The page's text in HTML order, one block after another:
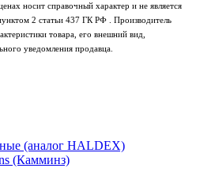
носит справочный характер и не является
2 статьи 437 ГК РФ . Производитель
товара, его внешний вид,
уведомления продавца.
(аналог HALDEX)
(Камминз)